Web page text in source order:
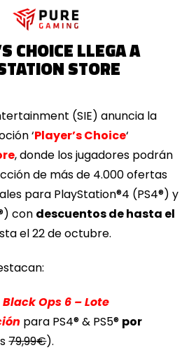
CHOICE LLEGA A
STORE
(SIE) anuncia la
‘Player’s Choice‘
, donde los jugadores podrán
de más de 4.000 ofertas
para PlayStation®4 (PS4®) y
con descuentos de hasta el
el 22 de octubre.
Ops 6 – Lote
para PS4® & PS5® por
79,99€).